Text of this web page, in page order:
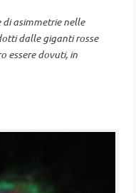
di asimmetrie nelle
dalle giganti rosse
essere dovuti, in